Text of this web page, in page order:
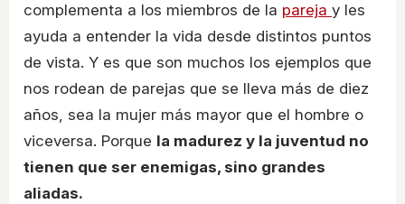
complementa a los miembros de la pareja y les
ayuda a entender la vida desde distintos puntos
de vista. Y es que son muchos los ejemplos que
nos rodean de parejas que se lleva más de diez
años, sea la mujer más mayor que el hombre o
viceversa. Porque la madurez y la juventud no
tienen que ser enemigas, sino grandes
aliadas.